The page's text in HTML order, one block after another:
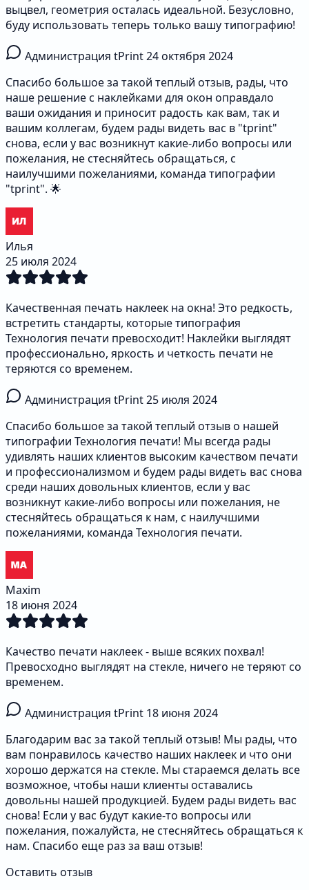
выцвел, геометрия осталась идеальной. Безусловно,
буду использовать теперь только вашу типографию!
Администрация tPrint24 октября 2024
Спасибо большое за такой теплый отзыв, рады, что
наше решение с наклейками для окон оправдало
ваши ожидания и приносит радость как вам, так и
вашим коллегам, будем рады видеть вас в "tprint"
снова, если у вас возникнут какие-либо вопросы или
пожелания, не стесняйтесь обращаться, с
наилучшими пожеланиями, команда типографии
"tprint". 🌟
Илья
25 июля 2024
Качественная печать наклеек на окна! Это редкость,
встретить стандарты, которые типография
Технология печати превосходит! Наклейки выглядят
профессионально, яркость и четкость печати не
теряются со временем.
Администрация tPrint25 июля 2024
Спасибо большое за такой теплый отзыв о нашей
типографии Технология печати! Мы всегда рады
удивлять наших клиентов высоким качеством печати
и профессионализмом и будем рады видеть вас снова
среди наших довольных клиентов, если у вас
возникнут какие-либо вопросы или пожелания, не
стесняйтесь обращаться к нам, с наилучшими
пожеланиями, команда Технология печати.
Maxim
18 июня 2024
Качество печати наклеек - выше всяких похвал!
Превосходно выглядят на стекле, ничего не теряют со
временем.
Администрация tPrint 18 июня 2024
Благодарим вас за такой теплый отзыв! Мы рады, что
вам понравилось качество наших наклеек и что они
хорошо держатся на стекле. Мы стараемся делать все
возможное, чтобы наши клиенты оставались
довольны нашей продукцией. Будем рады видеть вас
снова! Если у вас будут какие-то вопросы или
пожелания, пожалуйста, не стесняйтесь обращаться к
нам. Спасибо еще раз за ваш отзыв!
Оставить отзыв